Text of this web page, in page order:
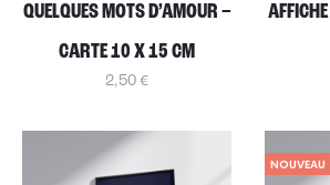
QUELQUES MOTS D’AMOUR –
CARTE 10 X 15 CM
2,50 €
NOUVEAU